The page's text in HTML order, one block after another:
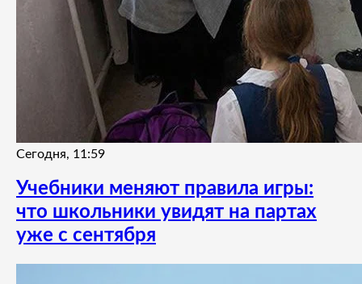
Сегодня, 11:59
Учебники меняют правила игры:
что школьники увидят на партах
уже с сентября